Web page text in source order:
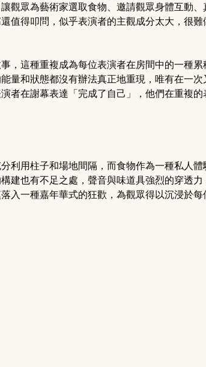
觀眾為藝術家選取食物、邀請觀眾身體互動、
值得叩問，似乎表演者的主觀成分太大，很難
，這種重複成為每位表演者在房間中的一種累
量和狀態都沒有辦法真正地重現，唯有在一次
者在謝幕表達「完成了自己」，他們在重複的
利用柱子和場地間隔，而食物作為一種私人體
建也有不足之處，聲音與味道具強烈的穿透力
入一種嘉年華式的狂歡，為觀眾得以沉浸於每